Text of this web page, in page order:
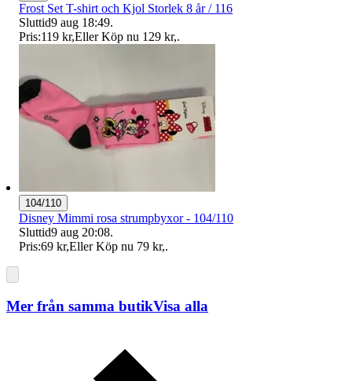
Frost Set T-shirt och Kjol Storlek 8 år / 116
Sluttid9 aug 18:49.
Pris:119 kr,Eller Köp nu 129 kr,.
104/110
Disney Mimmi rosa strumpbyxor - 104/110
Sluttid9 aug 20:08.
Pris:69 kr,Eller Köp nu 79 kr,.
Mer från samma butikVisa alla